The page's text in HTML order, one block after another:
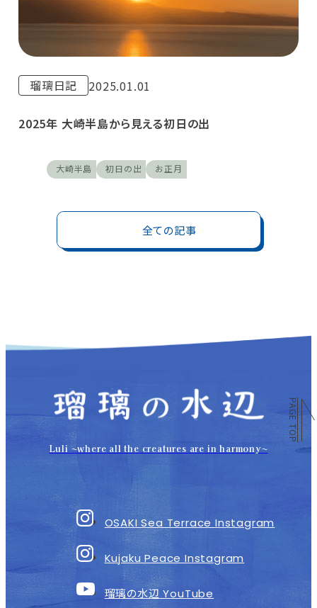
瑠璃日記 2025.01.01
2025年 大崎半島から見える初日の出
大崎半島 初日の出 お正月
全ての記事
Luli 〜where all the creatures are in harmony〜
OSAKI Sea Terrace Instagram
Kujaku Peace Instagram
瑠璃の水辺 YouTube
PAGE TOP